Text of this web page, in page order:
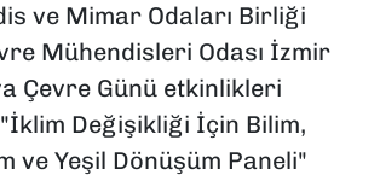
ve Mimar Odaları Birliği
Mühendisleri Odası İzmir
Çevre Günü etkinlikleri
Değişikliği İçin Bilim,
ve Yeşil Dönüşüm Paneli"